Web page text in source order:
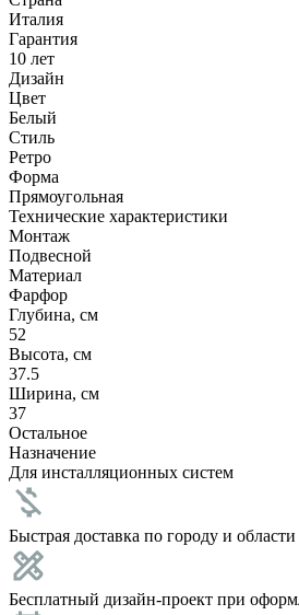
Италия
Гарантия
10 лет
Дизайн
Цвет
Белый
Стиль
Ретро
Форма
Прямоугольная
Технические характеристики
Монтаж
Подвесной
Материал
Фарфор
Глубина, см
52
Высота, см
37.5
Ширина, см
37
Остальное
Назначение
Для инсталляционных систем
Быстрая доставка по городу и области
Бесплатный дизайн-проект при